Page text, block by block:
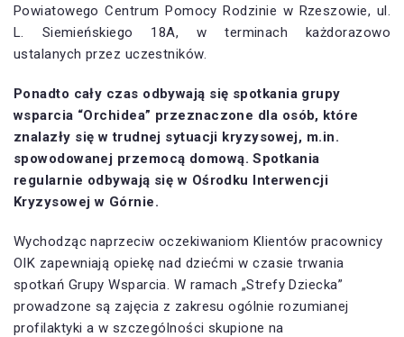
Powiatowego Centrum Pomocy Rodzinie w Rzeszowie, ul.
L. Siemieńskiego 18A, w terminach każdorazowo
ustalanych przez uczestników.
Ponadto cały czas odbywają się spotkania grupy
wsparcia “Orchidea” przeznaczone dla osób, które
znalazły się w trudnej sytuacji kryzysowej, m.in.
spowodowanej przemocą domową. Spotkania
regularnie odbywają się w Ośrodku Interwencji
Kryzysowej w Górnie.
Wychodząc naprzeciw oczekiwaniom Klientów pracownicy
OIK zapewniają opiekę nad dziećmi w czasie trwania
spotkań Grupy Wsparcia. W ramach „Strefy Dziecka”
prowadzone są zajęcia z zakresu ogólnie rozumianej
profilaktyki a w szczególności skupione na